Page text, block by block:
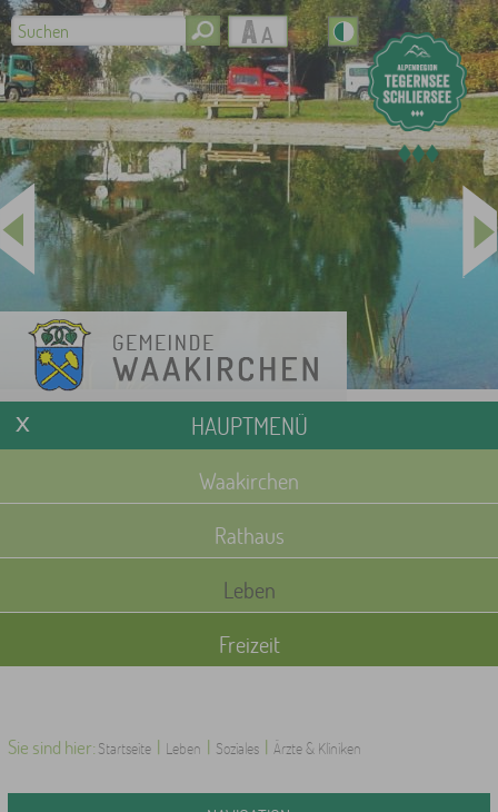
HAUPTMENÜ
Waakirchen
Rathaus
Leben
Freizeit
Sie sind hier: Startseite | Leben | Soziales | Ärzte & Kliniken